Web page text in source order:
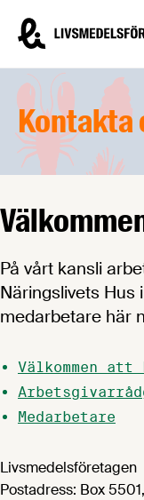
Kontakta
På vårt kansli
Näringslivets Hus
medarbetare här
Välkommen
Medarbetare
Livsmedelsföretagen
Postadress: Box